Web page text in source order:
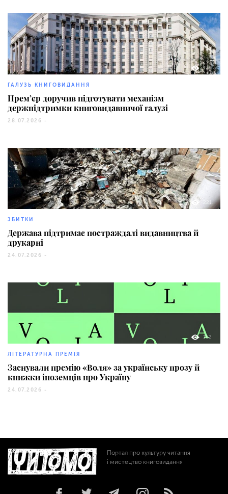
126
ГАЛУЗЬ КНИГОВИДАННЯ
Прем’єр доручив підготувати механізм
держпідтримки книговидавничої галузі
28.07.2026 -
221
ЗБИТКИ
Держава підтримає постраждалі видавництва й
друкарні
24.07.2026 -
162
ЛІТЕРАТУРНА ПРЕМІЯ
Заснували премію «Воля» за українську прозу й
книжки іноземців про Україну
24.07.2026 -
Портал про культуру читання
і мистецтво книговидання